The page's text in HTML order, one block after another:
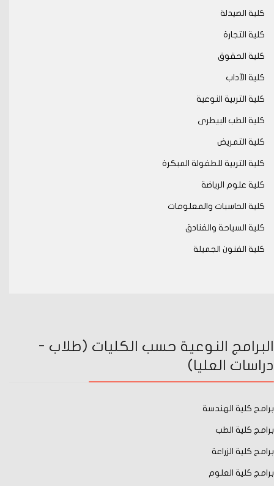
كلية الصيدلة
كلية التجارة
كلية الحقوق
كلية الآداب
كلية التربية النوعية
كلية الطب البيطرى
كلية التمريض
كلية التربية للطفولة المبكرة
كلية علوم الرياضة
كلية الحاسبات والمعلومات
كلية السياحة والفنادق
كلية الفنون الجميلة
البرامج النوعية حسب الكليات (طلاب -
دراسات العليا)
برامج كلية الهندسة
برامج كلية الطب
برامج كلية الزراعة
برامج كلية العلوم